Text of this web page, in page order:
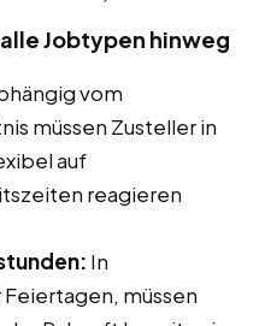
Jobtypen hinweg
vom
müssen Zusteller in
auf
reagieren
In
müssen